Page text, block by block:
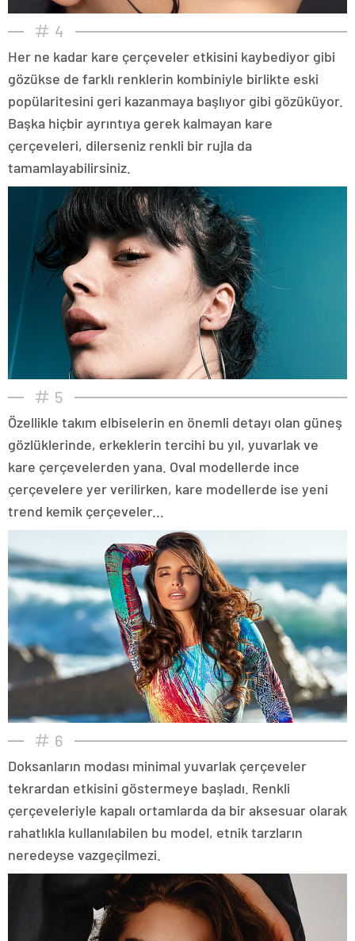
4
Her ne kadar kare çerçeveler etkisini kaybediyor gibi
gözükse de farklı renklerin kombiniyle birlikte eski
popülaritesini geri kazanmaya başlıyor gibi gözüküyor.
Başka hiçbir ayrıntıya gerek kalmayan kare
çerçeveleri, dilerseniz renkli bir rujla da
tamamlayabilirsiniz.
5
Özellikle takım elbiselerin en önemli detayı olan güneş
gözlüklerinde, erkeklerin tercihi bu yıl, yuvarlak ve
kare çerçevelerden yana. Oval modellerde ince
çerçevelere yer verilirken, kare modellerde ise yeni
trend kemik çerçeveler...
6
Doksanların modası minimal yuvarlak çerçeveler
tekrardan etkisini göstermeye başladı. Renkli
çerçeveleriyle kapalı ortamlarda da bir aksesuar olarak
rahatlıkla kullanılabilen bu model, etnik tarzların
neredeyse vazgeçilmezi.